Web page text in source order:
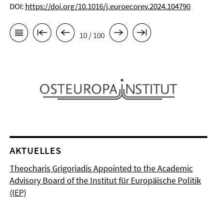
DOI: https://doi.org/10.1016/j.euroecorev.2024.104790
10 / 100
AKTUELLES
Theocharis Grigoriadis Appointed to the Academic
Advisory Board of the Institut für Europäische Politik
(IEP)